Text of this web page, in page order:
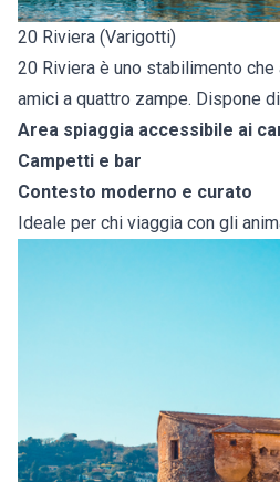
20 Riviera (Varigotti)
20 Riviera è uno stabilimento
amici a quattro zampe. Dispone
Area spiaggia accessibile ai
Campetti e bar
Contesto moderno e curato
Ideale per chi viaggia con gli